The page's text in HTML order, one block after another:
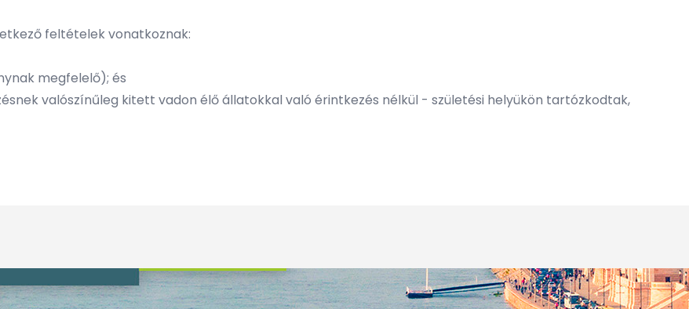
feltételek vonatkoznak:
megfelelő); és
valószínűleg kitett vadon élő állatokkal való érintkezés nélkül - születési helyükön tartózkodtak,